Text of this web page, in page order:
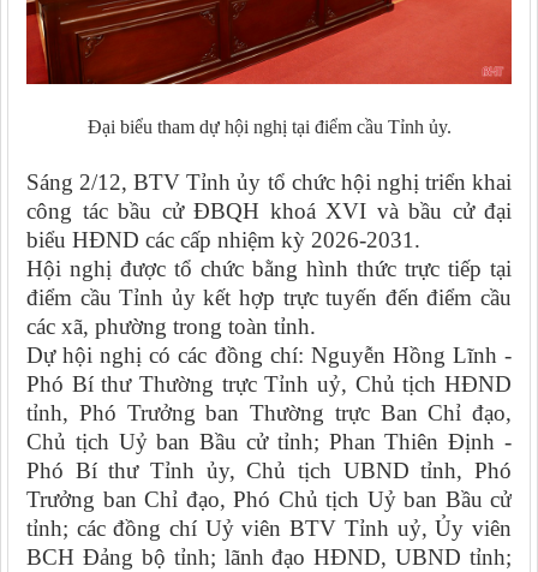
Đại biểu tham dự hội nghị tại điểm cầu Tỉnh ủy.
Sáng 2/12, BTV Tỉnh ủy tổ chức hội nghị triển khai
công tác bầu cử ĐBQH khoá XVI và bầu cử đại
biểu HĐND các cấp nhiệm kỳ 2026-2031.
Hội nghị được tổ chức bằng hình thức trực tiếp tại
điểm cầu Tỉnh ủy kết hợp trực tuyến đến điểm cầu
các xã, phường trong toàn tỉnh.
Dự hội nghị có các đồng chí: Nguyễn Hồng Lĩnh -
Phó Bí thư Thường trực Tỉnh uỷ, Chủ tịch HĐND
tỉnh, Phó Trưởng ban Thường trực Ban Chỉ đạo,
Chủ tịch Uỷ ban Bầu cử tỉnh; Phan Thiên Định -
Phó Bí thư Tỉnh ủy, Chủ tịch UBND tỉnh, Phó
Trưởng ban Chỉ đạo, Phó Chủ tịch Uỷ ban Bầu cử
tỉnh; các đồng chí Uỷ viên BTV Tỉnh uỷ, Ủy viên
BCH Đảng bộ tỉnh; lãnh đạo HĐND, UBND tỉnh;